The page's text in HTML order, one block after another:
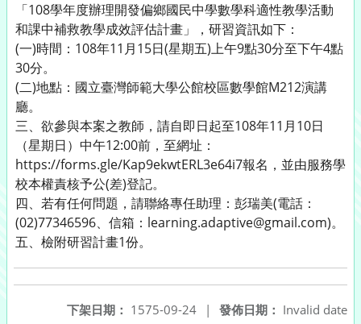
「108學年度辦理開發偏鄉國民中學數學科適性教學活動
和課中補救教學成效評估計畫」，研習資訊如下：
(一)時間：108年11月15日(星期五)上午9點30分至下午4點
30分。
(二)地點：國立臺灣師範大學公館校區數學館M212演講
廳。
三、欲參與本案之教師，請自即日起至108年11月10日
（星期日）中午12:00前，至網址：
https://forms.gle/Kap9ekwtERL3e64i7報名，並由服務學
校本權責核予公(差)登記。
四、若有任何問題，請聯絡專任助理：彭瑞美(電話：
(02)77346596、信箱：learning.adaptive@gmail.com)。
五、檢附研習計畫1份。
發佈日期： Invalid date
下架日期： 1575-09-24
|